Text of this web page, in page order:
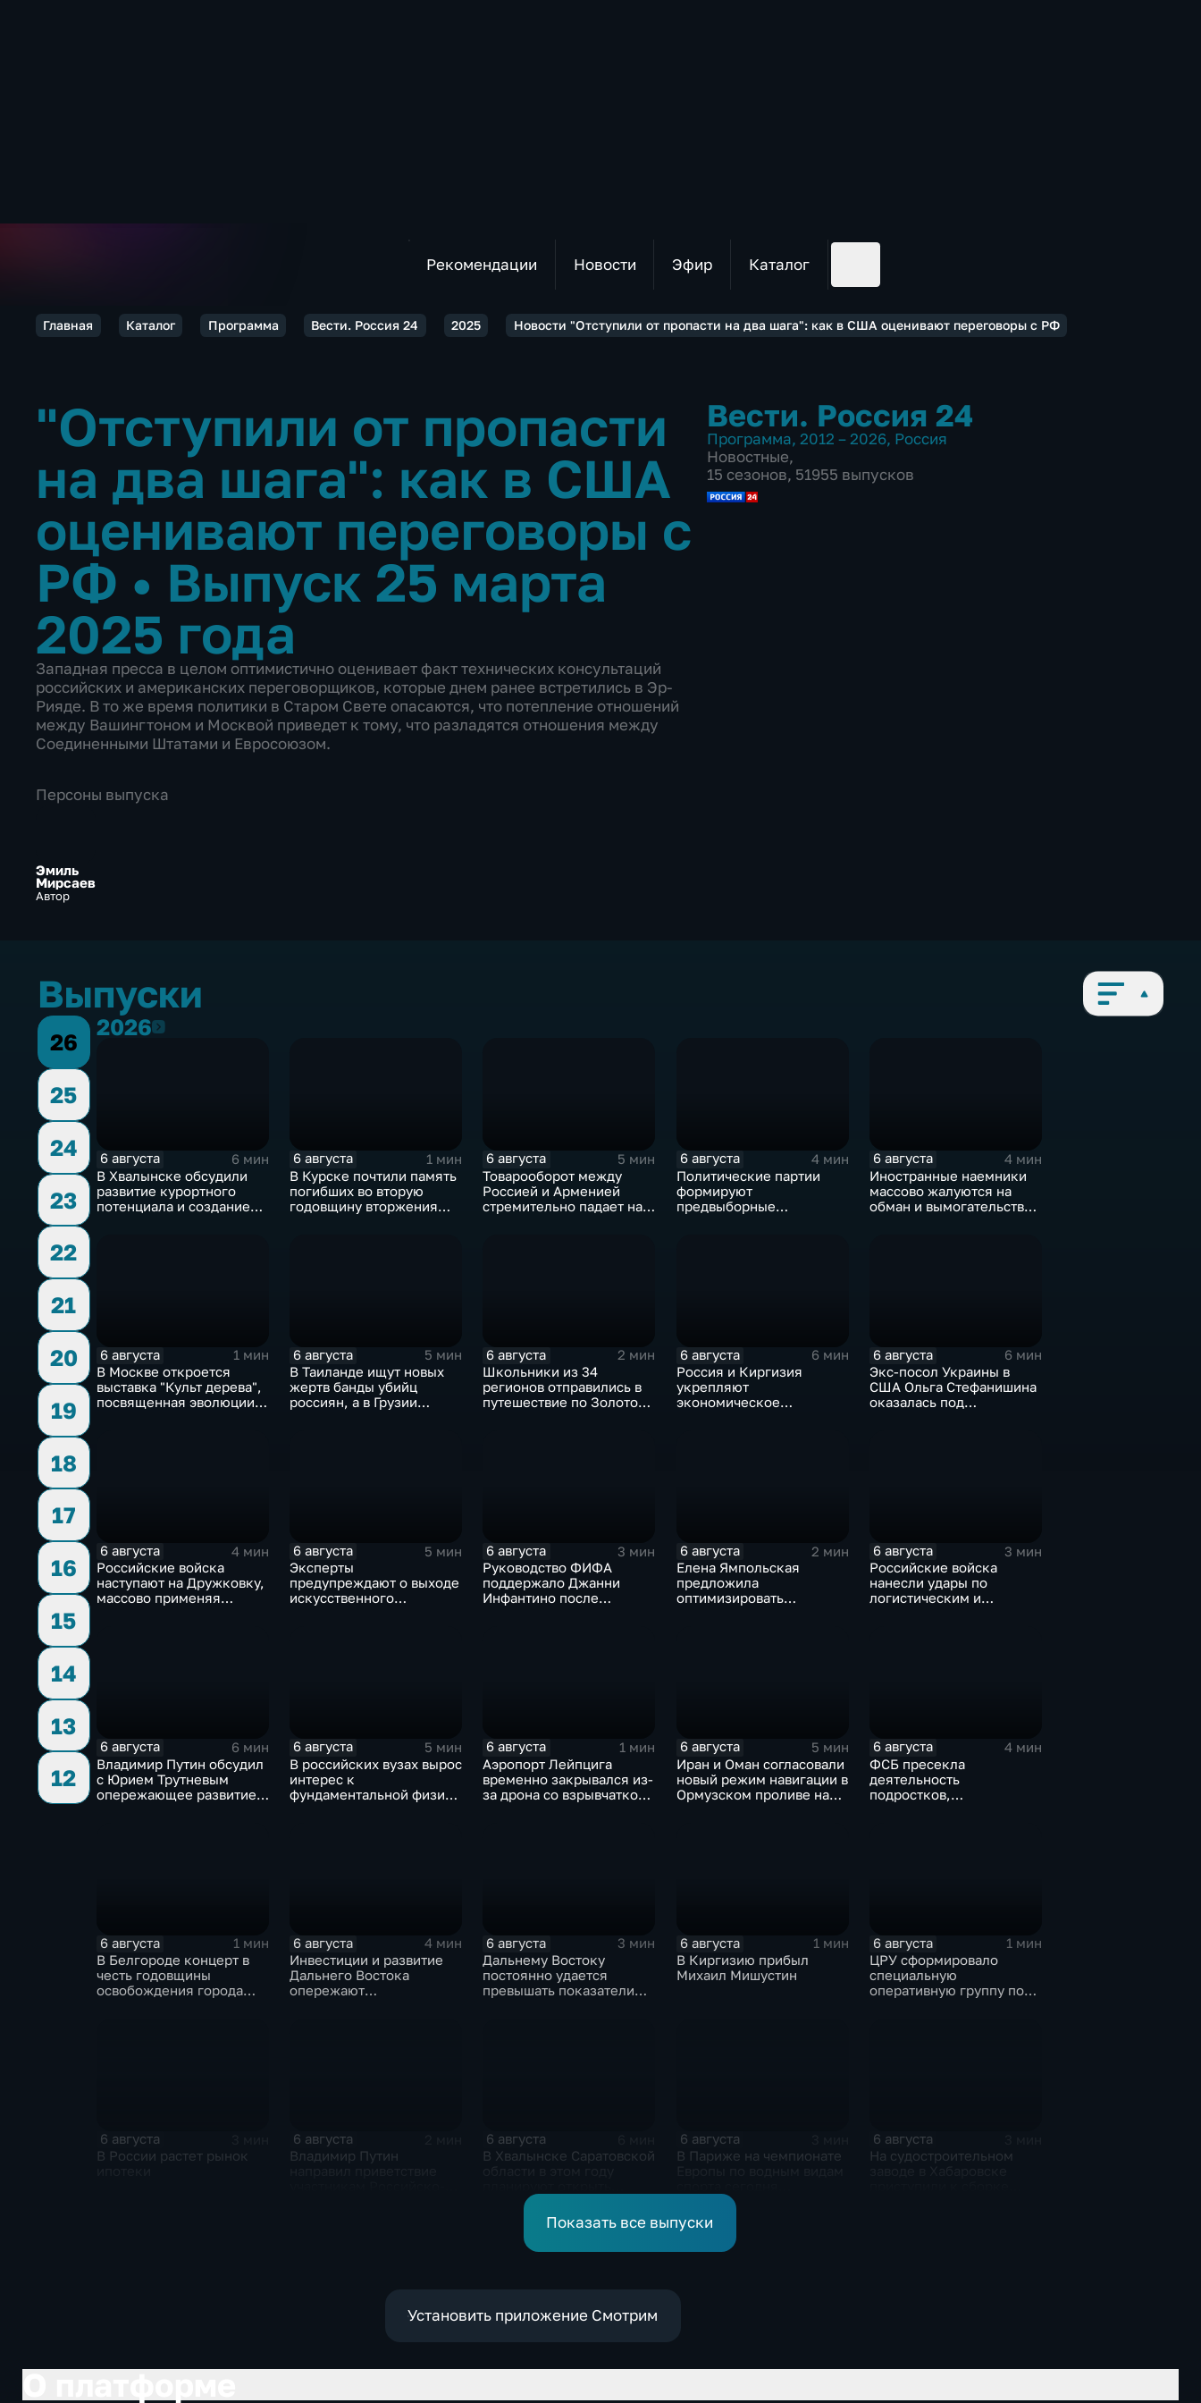
Рекомендации Новости Эфир Каталог
Главная Каталог Программа Вести. Россия 24 2025 Новости "Отступили от пропасти на два шага": как в США оценивают переговоры с РФ
"Отступили от пропасти
на два шага": как в США
оценивают переговоры с
РФ • Выпуск 25 марта
2025 года
Западная пресса в целом оптимистично оценивает факт технических консультаций
российских и американских переговорщиков, которые днем ранее встретились в Эр-
Рияде. В то же время политики в Старом Свете опасаются, что потепление отношений
между Вашингтоном и Москвой приведет к тому, что разладятся отношения между
Соединенными Штатами и Евросоюзом.
Вести. Россия 24
Программа, 2012 – 2026, Россия
Новостные,
15 сезонов, 51955 выпусков
Персоны выпуска
Эмиль
Мирсаев
Автор
Выпуски
26
25
24
23
22
21
20
19
18
17
16
15
14
13
12
20262026
6 августа
6 мин
В Хвалынске обсудили
развитие курортного
потенциала и создание
6 августа
1 мин
В Курске почтили память
погибших во вторую
годовщину вторжения
6 августа
5 мин
Товарооборот между
Россией и Арменией
стремительно падает на
6 августа
4 мин
Политические партии
формируют
предвыборные
6 августа
4 мин
Иностранные наемники
массово жалуются на
обман и вымогательство
6 августа
1 мин
В Москве откроется
выставка "Культ дерева",
посвященная эволюции
6 августа
5 мин
В Таиланде ищут новых
жертв банды убийц
россиян, а в Грузии
6 августа
2 мин
Школьники из 34
регионов отправились в
путешествие по Золотому
6 августа
6 мин
Россия и Киргизия
укрепляют
экономическое
6 августа
6 мин
Экс-посол Украины в
США Ольга Стефанишина
оказалась под
6 августа
4 мин
Российские войска
наступают на Дружковку,
массово применяя
6 августа
5 мин
Эксперты
предупреждают о выходе
искусственного
6 августа
3 мин
Руководство ФИФА
поддержало Джанни
Инфантино после
6 августа
2 мин
Елена Ямпольская
предложила
оптимизировать
6 августа
3 мин
Российские войска
нанесли удары по
логистическим и
6 августа
6 мин
Владимир Путин обсудил
с Юрием Трутневым
опережающее развитие
6 августа
5 мин
В российских вузах вырос
интерес к
фундаментальной физике
6 августа
1 мин
Аэропорт Лейпцига
временно закрывался из-
за дрона со взрывчаткой
6 августа
5 мин
Иран и Оман согласовали
новый режим навигации в
Ормузском проливе на
6 августа
4 мин
ФСБ пресекла
деятельность
подростков,
6 августа
1 мин
В Белгороде концерт в
честь годовщины
освобождения города
6 августа
4 мин
Инвестиции и развитие
Дальнего Востока
опережают
6 августа
3 мин
Дальнему Востоку
постоянно удается
превышать показатели
6 августа
1 мин
В Киргизию прибыл
Михаил Мишустин
6 августа
1 мин
ЦРУ сформировало
специальную
оперативную группу по
6 августа
В России растет рынок
6 августа
Владимир Путин
6 августа
В Хвалынске Саратовской
новую больницу
6 августа
В Париже на чемпионате
завершаются
выступления по прыжкам
в воду
6 августа
На судостроительном
Показать все выпуски
Установить приложение Смотрим